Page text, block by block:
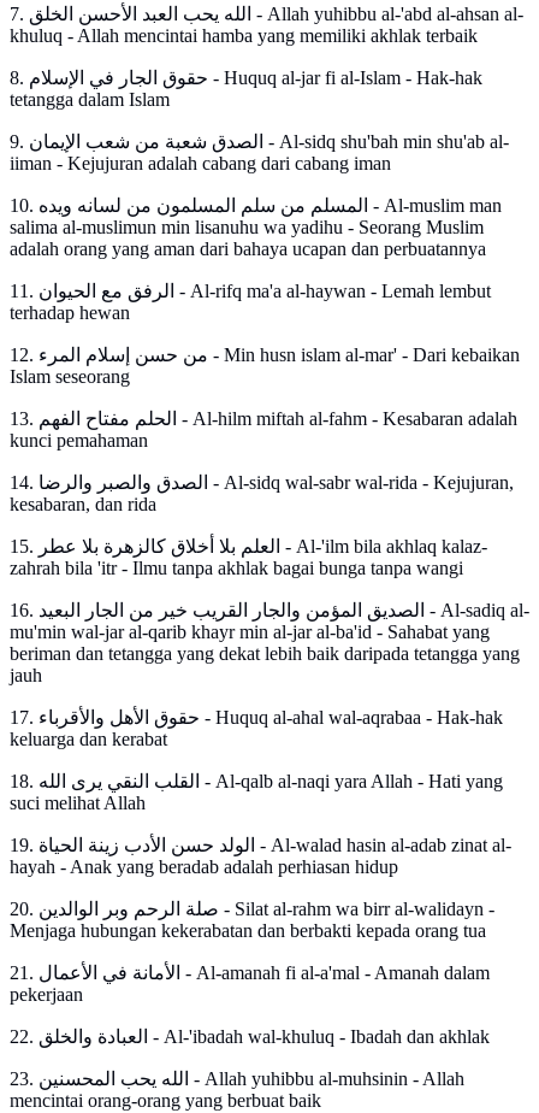
7. الله يحب العبد الأحسن الخلق - Allah yuhibbu al-'abd al-ahsan al-
khuluq - Allah mencintai hamba yang memiliki akhlak terbaik
8. حقوق الجار في الإسلام - Huquq al-jar fi al-Islam - Hak-hak
tetangga dalam Islam
9. الصدق شعبة من شعب الإيمان - Al-sidq shu'bah min shu'ab al-
iiman - Kejujuran adalah cabang dari cabang iman
10. المسلم من سلم المسلمون من لسانه ويده - Al-muslim man
salima al-muslimun min lisanuhu wa yadihu - Seorang Muslim
adalah orang yang aman dari bahaya ucapan dan perbuatannya
11. الرفق مع الحيوان - Al-rifq ma'a al-haywan - Lemah lembut
terhadap hewan
12. من حسن إسلام المرء - Min husn islam al-mar' - Dari kebaikan
Islam seseorang
13. الحلم مفتاح الفهم - Al-hilm miftah al-fahm - Kesabaran adalah
kunci pemahaman
14. الصدق والصبر والرضا - Al-sidq wal-sabr wal-rida - Kejujuran,
kesabaran, dan rida
15. العلم بلا أخلاق كالزهرة بلا عطر - Al-'ilm bila akhlaq kalaz-
zahrah bila 'itr - Ilmu tanpa akhlak bagai bunga tanpa wangi
16. الصديق المؤمن والجار القريب خير من الجار البعيد - Al-sadiq al-
mu'min wal-jar al-qarib khayr min al-jar al-ba'id - Sahabat yang
beriman dan tetangga yang dekat lebih baik daripada tetangga yang
jauh
17. حقوق الأهل والأقرباء - Huquq al-ahal wal-aqrabaa - Hak-hak
keluarga dan kerabat
18. القلب النقي يرى الله - Al-qalb al-naqi yara Allah - Hati yang
suci melihat Allah
19. الولد حسن الأدب زينة الحياة - Al-walad hasin al-adab zinat al-
hayah - Anak yang beradab adalah perhiasan hidup
20. صلة الرحم وبر الوالدين - Silat al-rahm wa birr al-walidayn -
Menjaga hubungan kekerabatan dan berbakti kepada orang tua
21. الأمانة في الأعمال - Al-amanah fi al-a'mal - Amanah dalam
pekerjaan
22. العبادة والخلق - Al-'ibadah wal-khuluq - Ibadah dan akhlak
23. الله يحب المحسنين - Allah yuhibbu al-muhsinin - Allah
mencintai orang-orang yang berbuat baik